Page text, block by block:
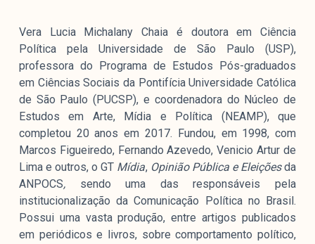
Política Externa Brasileira
Boletim da Pluralidade M
Entrevistas M
Institucional
Nossa História
Missão
Metodologia
Equipe
Na Mídia
Vera Lucia Michalany Chaia é doutora em Ciência
Política pela Universidade de São Paulo (USP),
professora do Programa de Estudos Pós-graduados
em Ciências Sociais da Pontifícia Universidade Católica
de São Paulo (PUCSP), e coordenadora do Núcleo de
Estudos em Arte, Mídia e Política (NEAMP), que
completou 20 anos em 2017. Fundou, em 1998, com
Marcos Figueiredo, Fernando Azevedo, Venicio Artur de
Lima e outros, o GT Mídia, Opinião Pública e Eleiçõesda
ANPOCS, sendo uma das responsáveis pela
institucionalização da Comunicação Política no Brasil.
Possui uma vasta produção, entre artigos publicados
em periódicos e livros, sobre comportamento político,